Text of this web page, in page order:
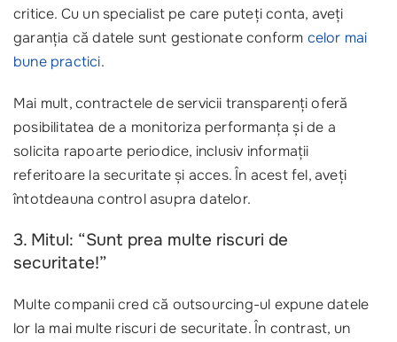
critice. Cu un specialist pe care puteți conta, aveți
garanția că datele sunt gestionate conform celor mai
bune practici.
Mai mult, contractele de servicii transparenți oferă
posibilitatea de a monitoriza performanța și de a
solicita rapoarte periodice, inclusiv informații
referitoare la securitate și acces. În acest fel, aveți
întotdeauna control asupra datelor.
3. Mitul: “Sunt prea multe riscuri de
securitate!”
Multe companii cred că outsourcing-ul expune datele
lor la mai multe riscuri de securitate. În contrast, un